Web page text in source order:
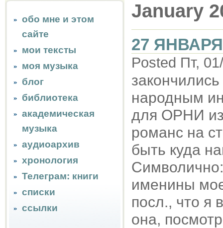
обо мне и этом
сайте
мои тексты
моя музыка
блог
библиотека
академическая
музыка
аудиоархив
хронология
Телеграм: книги
списки
ссылки
January
27 ЯНВАРЯ
Posted Пт,
народным
для ОРНИ
романс на
быть куда
именины
посл., что я
она,